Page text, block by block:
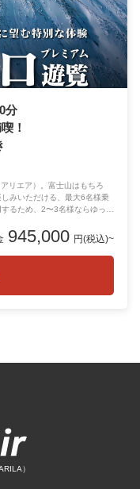
分
！
リエア）。富士山はもちろ
みいただける、最大6名様乗
るため、2〜3名様ならゆった
復送迎サービスを無料でご利
ジュアリーな体験をお楽しみ
945,000 円(税込)~
）